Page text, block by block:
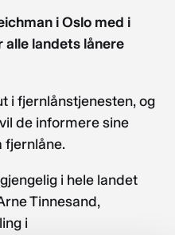
i Oslo med i
landets lånere
i fjernlånstjenesten, og
de informere sine
fjernlåne.
i hele landet
Tinnesand,
i